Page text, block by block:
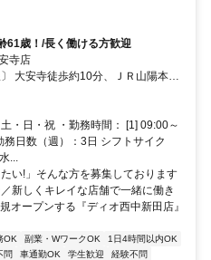
61歳！/長く働ける方歓迎
寺店
大安寺徒歩約10分、ＪＲ山陽本線
線〔桃太郎線〕 備前三門徒歩約29
・日・祝 ・勤務時間： [1] 09:00～
日数（週）：3日 シフトサイク
...
い!」そんな方を募集しております
新しくキレイな店舗で一緒に働き
オープンする『ディオ西中新田店』
OK 副業・WワークOK
1日4時間以内OK
問 車通勤OK 学生歓迎
経験不問